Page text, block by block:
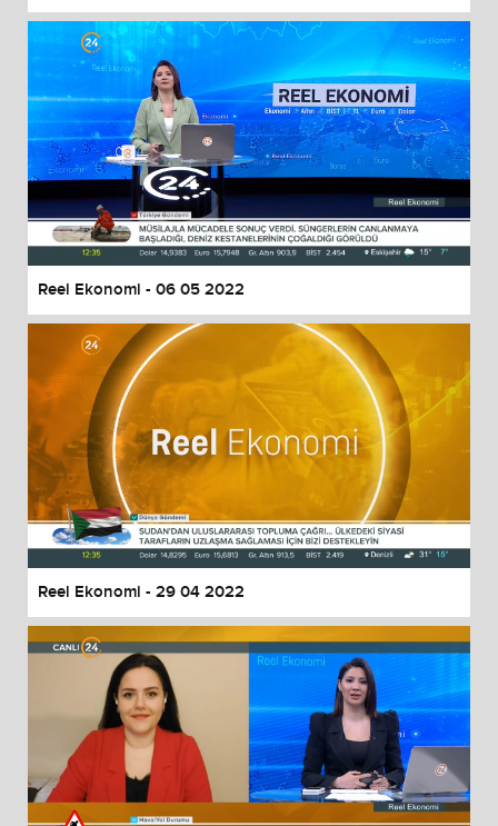
Reel Ekonomi - 06 05 2022
Reel Ekonomi - 29 04 2022